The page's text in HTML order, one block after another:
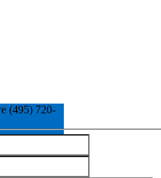
(495) 720-